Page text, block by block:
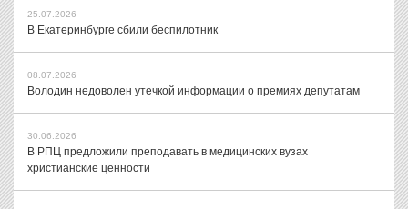
25.07.2026
В Екатеринбурге сбили беспилотник
08.07.2026
Володин недоволен утечкой информации о премиях депутатам
30.06.2026
В РПЦ предложили преподавать в медицинских вузах
христианские ценности